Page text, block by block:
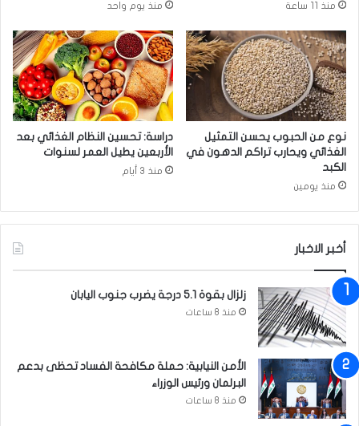
ا
و
ل
’
م
ن
ل
ه
ز
ر
ا
ش
ع
ي
ة
’
خ
ا
ر
ق
ة
"
ا
ر
ت
ف
ع
7
ض
ا
ف
خ
ل
ا
ل
5
س
ن
منذ 11 ساعة منذ يوم واحد
نوع من الحبوب يحسن التمثيل
الغذائي ويحارب تراكم الدهون في
الكبد
منذ يومين
دراسة: تحسين النظام الغذائي بعد
الأربعين يطيل العمر لسنوات
منذ 3 أيام
أخبر الاخبار
زلزال بقوة 5.1 درجة يضرب جنوب اليابان
منذ 8 ساعات
الأمن النيابية: حملة مكافحة الفساد تحظى بدعم
البرلمان ورئيس الوزراء
منذ 8 ساعات